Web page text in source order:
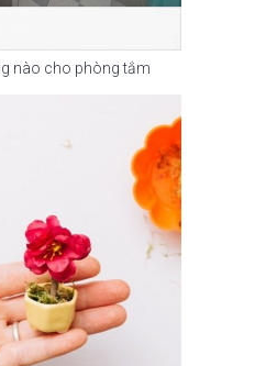
nào cho phòng tắm